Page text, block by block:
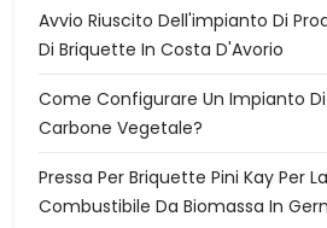
Avvio Riuscito Dell'impianto Di
Di Briquette In Costa D'Avorio
Come Configurare Un Impianto
Carbone Vegetale?
Pressa Per Briquette Pini Kay Per
Combustibile Da Biomassa In